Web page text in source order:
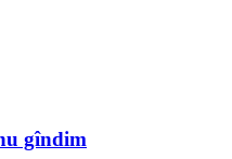
gîndim